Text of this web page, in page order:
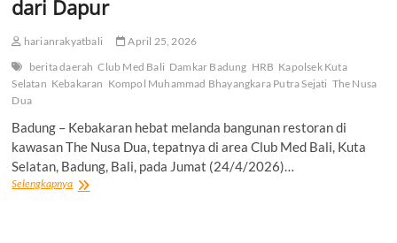
dari Dapur
harianrakyatbali
April 25, 2026
berita daerah Club Med Bali Damkar Badung HRB Kapolsek Kuta
Selatan Kebakaran Kompol Muhammad Bhayangkara Putra Sejati The Nusa
Dua
Badung – Kebakaran hebat melanda bangunan restoran di
kawasan The Nusa Dua, tepatnya di area Club Med Bali, Kuta
Selatan, Badung, Bali, pada Jumat (24/4/2026)…
SelengkapnyaKebakaran